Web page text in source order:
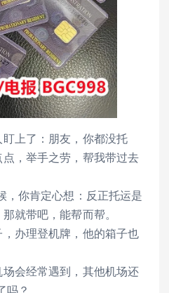
上了：朋友，你都没托
，举手之劳，帮我带过去
，你肯定心想：反正托运是
就带吧，能帮而帮。
办理登机牌，他的箱子也
会经常遇到，其他机场还
吗？